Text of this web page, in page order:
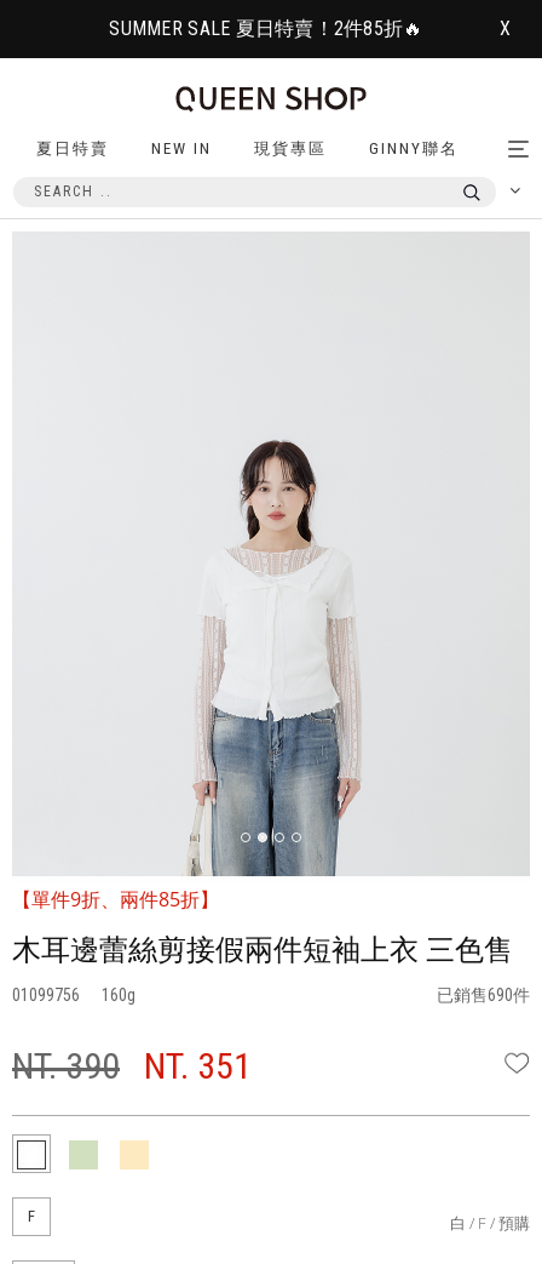
SUMMER SALE 夏日特賣！2件85折🔥 X
夏日特賣 NEW IN 現貨專區 GINNY聯名
【單件9折、兩件85折】
木耳邊蕾絲剪接假兩件短袖上衣 三色售
01099756 160 已銷售690件
NT. 390 NT. 351
F 白 F 預購